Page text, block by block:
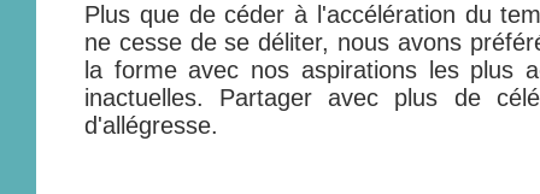
Plus que de céder à l'accélération du
ne cesse de se déliter, nous avons
la forme avec nos aspirations les plus
inactuelles. Partager avec plus de
d'allégresse.